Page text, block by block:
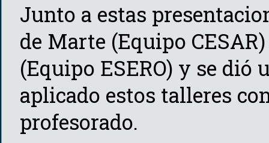
Junto a estas
de Marte (Equipo
(Equipo ESERO) y se dió
aplicado estos talleres
profesorado.